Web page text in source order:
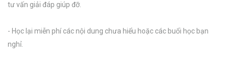
tư vấn giải đáp giúp đỡ.
- Học lại miễn phí các nội dung chưa hiểu hoặc các buổi học bạn
nghỉ.